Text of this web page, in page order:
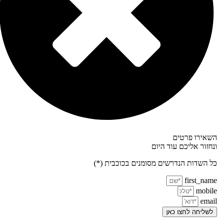
השאירו פרטים
ונחזור אליכם עוד היום
כל השדות הנדרשים מסומנים בכוכבית (*)
first_name
mobile
email
לשליחה לחצו כאן